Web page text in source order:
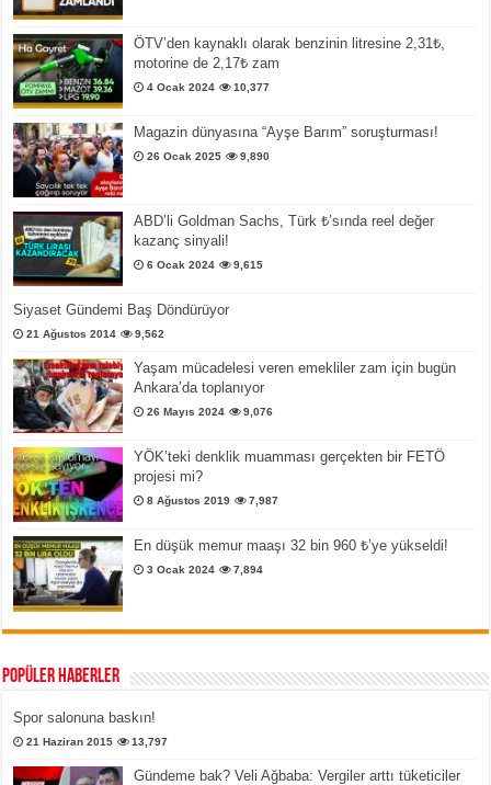
ÖTV’den kaynaklı olarak benzinin litresine 2,31₺,
motorine de 2,17₺ zam
4 Ocak 2024 10,377
Magazin dünyasına “Ayşe Barım” soruşturması!
26 Ocak 2025 9,890
ABD’li Goldman Sachs, Türk ₺’sında reel değer
kazanç sinyali!
6 Ocak 2024 9,615
Siyaset Gündemi Baş Döndürüyor
21 Ağustos 2014 9,562
Yaşam mücadelesi veren emekliler zam için bugün
Ankara’da toplanıyor
26 Mayıs 2024 9,076
YÖK’teki denklik muamması gerçekten bir FETÖ
projesi mi?
8 Ağustos 2019 7,987
En düşük memur maaşı 32 bin 960 ₺’ye yükseldi!
3 Ocak 2024 7,894
Popüler Haberler
Spor salonuna baskın!
21 Haziran 2015 13,797
Gündeme bak? Veli Ağbaba: Vergiler arttı tüketiciler